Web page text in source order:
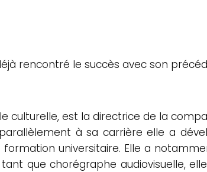
rencontré le succès avec son
culturelle, est la directrice de la
à sa carrière elle a
universitaire. Elle a
que chorégraphe audiovisuelle,